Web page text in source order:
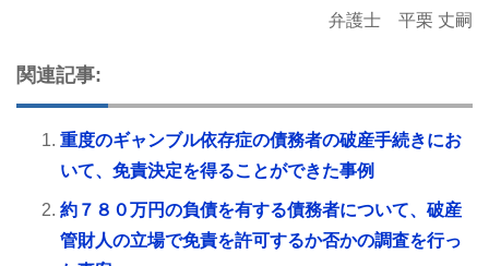
弁護士 平栗 丈嗣
関連記事:
重度のギャンブル依存症の債務者の破産手続きにお
いて、免責決定を得ることができた事例
約７８０万円の負債を有する債務者について、破産
管財人の立場で免責を許可するか否かの調査を行っ